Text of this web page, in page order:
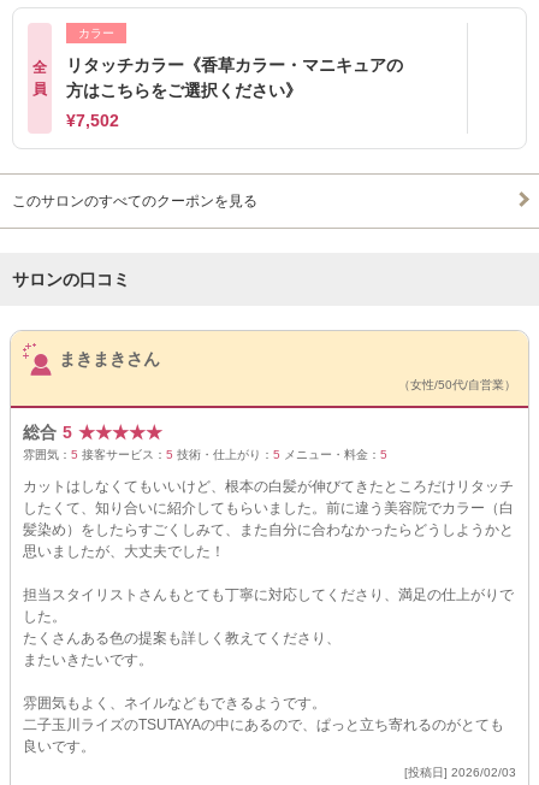
全
員
カラー
リタッチカラー《香草カラー・マニキュアの
方はこちらをご選択ください》
¥7,502
このサロンのすべてのクーポンを見る
サロンの口コミ
サロンPick Up
まきまきさん
（女性/50代/自営業）
総合 5 ★★★★★
雰囲気： 5 接客サービス： 5 技術・仕上がり： 5 メニュー・料金： 5
カットはしなくてもいいけど、根本の白髪が伸びてきたところだけリタッチ
したくて、知り合いに紹介してもらいました。前に違う美容院でカラー（白
髪染め）をしたらすごくしみて、また自分に合わなかったらどうしようかと
思いましたが、大丈夫でした！
担当スタイリストさんもとても丁寧に対応してくださり、満足の仕上がりで
した。
たくさんある色の提案も詳しく教えてくださり、
またいきたいです。
雰囲気もよく、ネイルなどもできるようです。
二子玉川ライズのTSUTAYAの中にあるので、ぱっと立ち寄れるのがとても
良いです。
[投稿日] 2026/02/03